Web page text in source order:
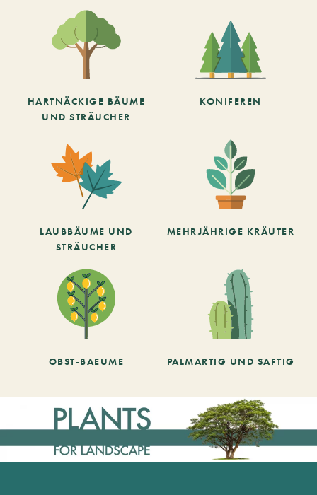
HARTNÄCKIGE BÄUME
UND STRÄUCHER
KONIFEREN
LAUBBÄUME UND
STRÄUCHER
MEHRJÄHRIGE KRÄUTER
OBST-BAEUME PALMARTIG UND SAFTIG